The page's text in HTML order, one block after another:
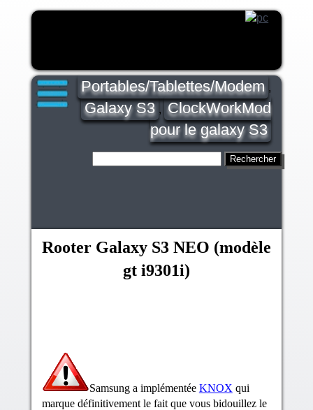
Portables/Tablettes/Modem ,
Galaxy S3 , ClockWorkMod
pour le galaxy S3
Rooter Galaxy S3 NEO (modèle
gt i9301i)
Samsung a implémentée KNOX qui
marque définitivement le fait que vous bidouillez le